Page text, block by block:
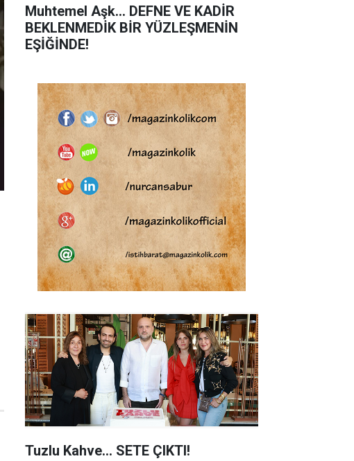
Muhtemel Aşk... DEFNE VE KADİR
BEKLENMEDİK BİR YÜZLEŞMENİN
EŞİĞİNDE!
Tuzlu Kahve... SETE ÇIKTI!